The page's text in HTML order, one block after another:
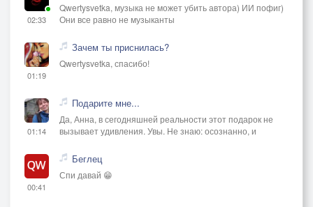
02:33
Qwertysvetka, музыка не может убить автора) ИИ пофиг)
Они все равно не музыканты
01:19
Зачем ты приснилась?
Qwertysvetka, спасибо!
01:14
Подарите мне...
Да, Анна, в сегодняшней реальности этот подарок не
вызывает удивления. Увы. Не знаю: осознанно, и
00:41
Беглец
Спи давай 😁